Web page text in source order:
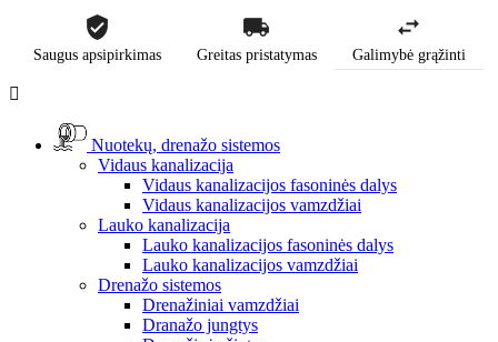
Saugus apsipirkimas Greitas pristatymas Galimybė grąžinti

Nuotekų, drenažo sistemos
Vidaus kanalizacija
Vidaus kanalizacijos fasoninės dalys
Vidaus kanalizacijos vamzdžiai
Lauko kanalizacija
Lauko kanalizacijos fasoninės dalys
Lauko kanalizacijos vamzdžiai
Drenažo sistemos
Drenažiniai vamzdžiai
Dranažo jungtys